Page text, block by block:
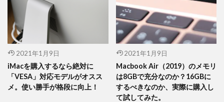
2021年1月9日
iMacを購入するなら絶対に
「VESA」対応モデルがオスス
メ。使い勝手が格段に向上！
2021年1月9日
Macbook Air（2019）のメモリ
は8GBで充分なのか？16GBに
するべきなのか、実際に購入し
て試してみた。